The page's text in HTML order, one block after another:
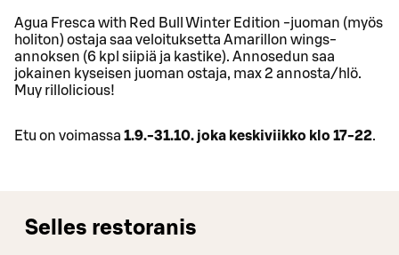
Agua Fresca with Red Bull Winter Edition -juoman (myös
holiton) ostaja saa veloituksetta Amarillon wings-
annoksen (6 kpl siipiä ja kastike). Annosedun saa
jokainen kyseisen juoman ostaja, max 2 annosta/hlö.
Muy rillolicious!
Etu on voimassa 1.9.-31.10. joka keskiviikko klo 17-22.
Selles restoranis